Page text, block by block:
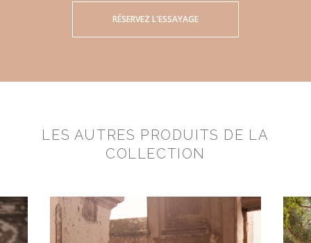
RÉSERVEZ L'ESSAYAGE
LES AUTRES PRODUITS DE LA
COLLECTION